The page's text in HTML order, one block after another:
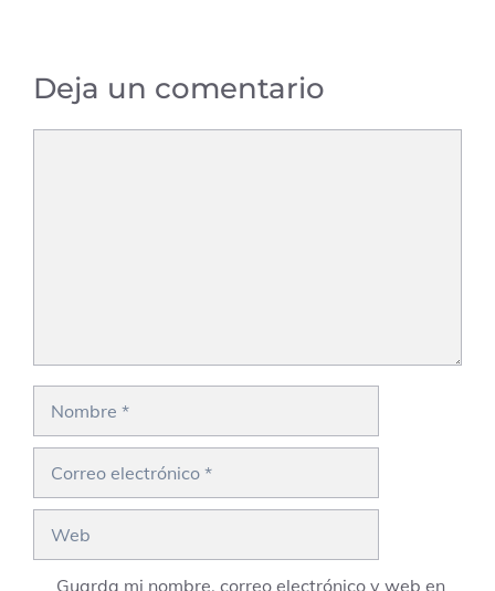
Deja un comentario
Guarda mi nombre, correo electrónico y web en